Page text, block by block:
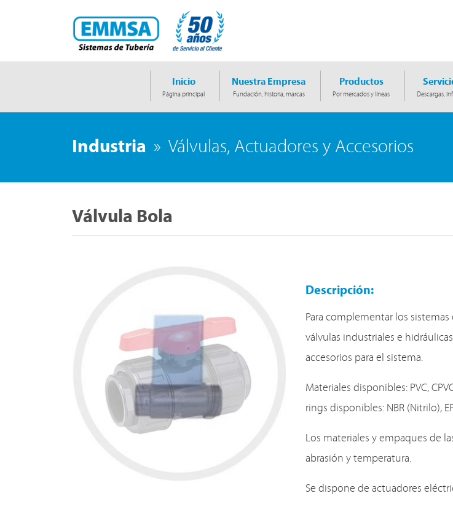
Inicio
Página principal
Nuestra Empresa
Fundación, historia, marcas
Productos
Por mercados y líneas Descargas,
Industria » Válvulas, Actuadores y Accesorios
Válvula Bola
Descripción:
Para complementar los
válvulas industriales e
accesorios para el sistema.
Materiales disponibles: PVC,
rings disponibles: NBR (Nitrilo),
Los materiales y empaques de
abrasión y temperatura.
Se dispone de actuadores